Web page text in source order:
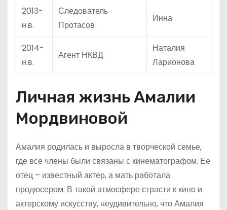
2013-
н.в.
Следователь
Протасов
Инна
2014-
н.в.
Агент НКВД
Наталия
Ларионова
Личная жизнь Амалии
Мордвиновой
Амалия родилась и выросла в творческой семье,
где все члены были связаны с кинематографом. Ее
отец – известный актер, а мать работала
продюсером. В такой атмосфере страсти к кино и
актерскому искусству, неудивительно, что Амалия